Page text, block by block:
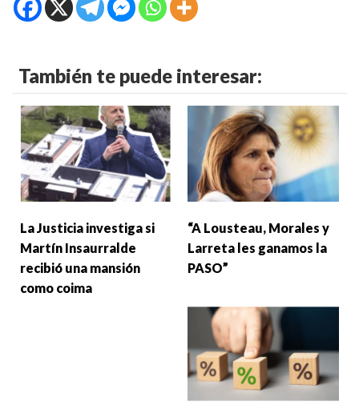
También te puede interesar:
La Justicia investiga si
Martín Insaurralde
recibió una mansión
como coima
“A Lousteau, Morales y
Larreta les ganamos la
PASO”